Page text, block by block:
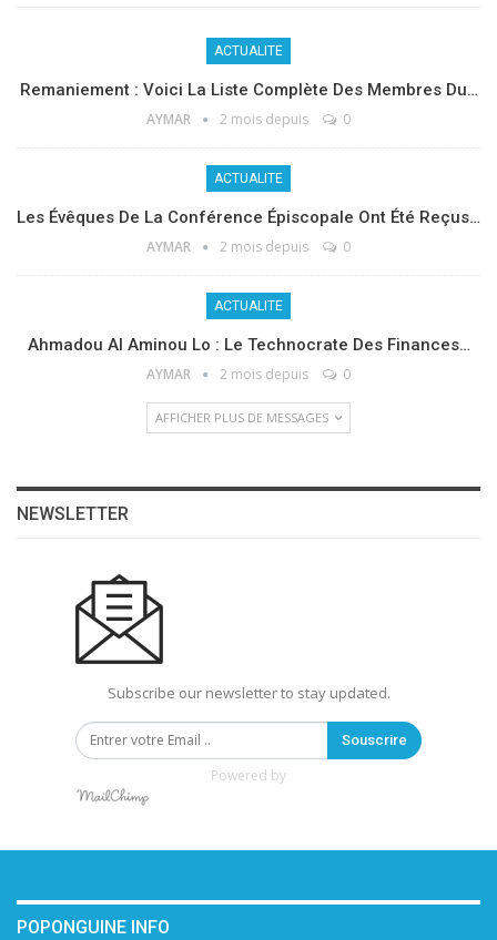
ACTUALITE
Remaniement : Voici La Liste Complète Des Membres Du…
AYMAR 2 mois depuis 0
ACTUALITE
Les Évêques De La Conférence Épiscopale Ont Été Reçus…
AYMAR 2 mois depuis 0
ACTUALITE
Ahmadou Al Aminou Lo : Le Technocrate Des Finances…
AYMAR 2 mois depuis 0
AFFICHER PLUS DE MESSAGES
NEWSLETTER
Subscribe our newsletter to stay updated.
Souscrire
Powered by
POPONGUINE INFO